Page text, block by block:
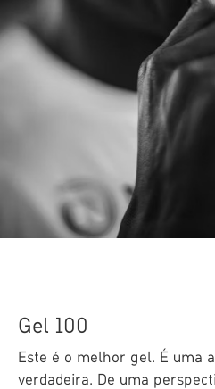
Gel 100
Este é o melhor gel. É uma
verdadeira. De uma